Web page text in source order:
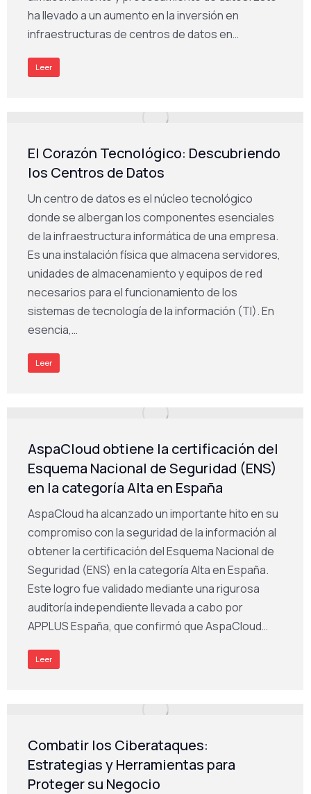
ha llevado a un aumento en la inversión en
infraestructuras de centros de datos en…
Leer
El Corazón Tecnológico: Descubriendo
los Centros de Datos
Un centro de datos es el núcleo tecnológico
donde se albergan los componentes esenciales
de la infraestructura informática de una empresa.
Es una instalación física que almacena servidores,
unidades de almacenamiento y equipos de red
necesarios para el funcionamiento de los
sistemas de tecnología de la información (TI). En
esencia,…
Leer
AspaCloud obtiene la certificación del
Esquema Nacional de Seguridad (ENS)
en la categoría Alta en España
AspaCloud ha alcanzado un importante hito en su
compromiso con la seguridad de la información al
obtener la certificación del Esquema Nacional de
Seguridad (ENS) en la categoría Alta en España.
Este logro fue validado mediante una rigurosa
auditoría independiente llevada a cabo por
APPLUS España, que confirmó que AspaCloud…
Leer
Combatir los Ciberataques:
Estrategias y Herramientas para
Proteger su Negocio